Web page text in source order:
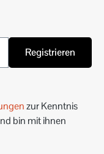
Registrieren
zur Kenntnis
bin mit ihnen